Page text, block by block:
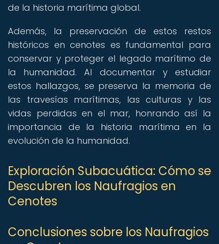
de la historia marítima global.
Además, la preservación de estos restos
históricos en cenotes es fundamental para
conservar y proteger el legado marítimo de
la humanidad. Al documentar y estudiar
estos hallazgos, se preserva la memoria de
las travesías marítimas, las culturas y las
vidas perdidas en el mar, honrando así la
importancia de la historia marítima en la
evolución de la humanidad.
Exploración Subacuática: Cómo se
Descubren los Naufragios en
Cenotes
Conclusiones sobre los Naufragios